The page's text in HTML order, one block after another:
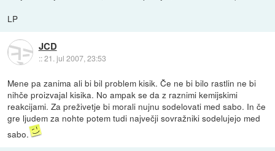
LP
JCD
::21. jul 2007, 23:53
Mene pa zanima ali bi bil problem kisik. Če ne bi bilo rastlin ne bi
nihče proizvajal kisika. No ampak se da z raznimi kemijskimi
reakcijami. Za preživetje bi morali nujnu sodelovati med sabo. In če
gre ljudem za nohte potem tudi največji sovražniki sodelujejo med
sabo.